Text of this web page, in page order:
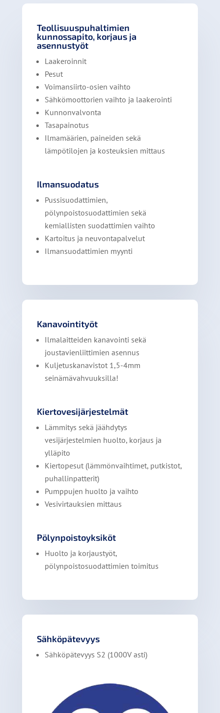
Teollisuuspuhaltimien
kunnossapito, korjaus ja
asennustyöt
Laakeroinnit
Pesut
Voimansiirto-osien vaihto
Sähkömoottorien vaihto ja laakerointi
Kunnonvalvonta
Tasapainotus
Ilmamäärien, paineiden sekä
lämpötilojen ja kosteuksien mittaus
Ilmansuodatus
Pussisuodattimien,
pölynpoistosuodattimien sekä
kemiallisten suodattimien vaihto
Kartoitus ja neuvontapalvelut
Ilmansuodattimien myynti
Kanavointityöt
Ilmalaitteiden kanavointi sekä
joustavienliittimien asennus
Kuljetuskanavistot 1,5-4mm
seinämävahvuuksilla!
Kiertovesijärjestelmät
Lämmitys sekä jäähdytys
vesijärjestelmien huolto, korjaus ja
ylläpito
Kiertopesut (lämmönvaihtimet, putkistot,
puhallinpatterit)
Pumppujen huolto ja vaihto
Vesivirtauksien mittaus
Pölynpoistoyksiköt
Huolto ja korjaustyöt,
pölynpoistosuodattimien toimitus
Sähköpätevyys
Sähköpätevyys S2 (1000V asti)